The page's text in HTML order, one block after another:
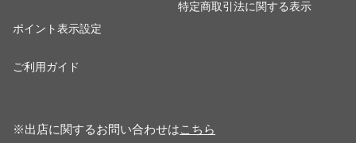
ポイント表示設定
ご利用ガイド
特定商取引法に関する表示
※出店に関するお問い合わせはこちら